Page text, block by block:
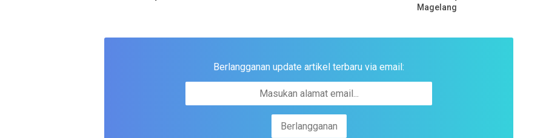
Magelang
Berlangganan update artikel terbaru via email: